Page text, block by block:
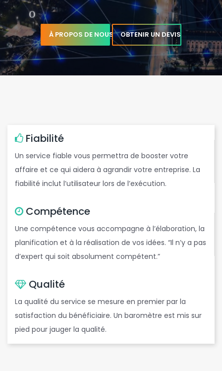
,
À PROPOS DE NOUS OBTENIR UN DEVIS
Fiabilité
Un service fiable vous permettra de booster votre
affaire et ce qui aidera à agrandir votre entreprise. La
fiabilité inclut l’utilisateur lors de l’exécution.
Compétence
Une compétence vous accompagne à l’élaboration, la
planification et à la réalisation de vos idées. “Il n’y a pas
d’expert qui soit absolument compétent.”
Qualité
La qualité du service se mesure en premier par la
satisfaction du bénéficiaire. Un baromètre est mis sur
pied pour jauger la qualité.